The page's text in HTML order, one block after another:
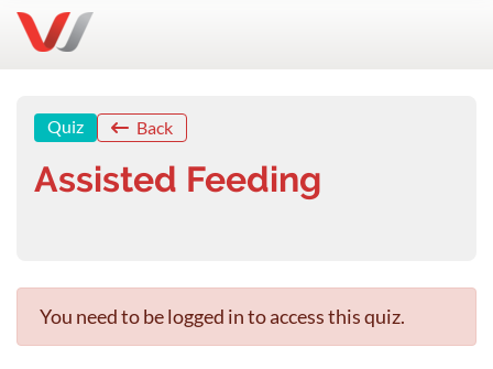
Quiz Back
Assisted Feeding
You need to be logged in to access this quiz.